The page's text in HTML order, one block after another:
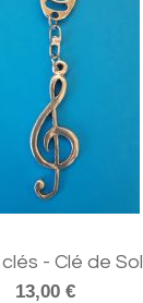
- Clé de Sol
13,00 €